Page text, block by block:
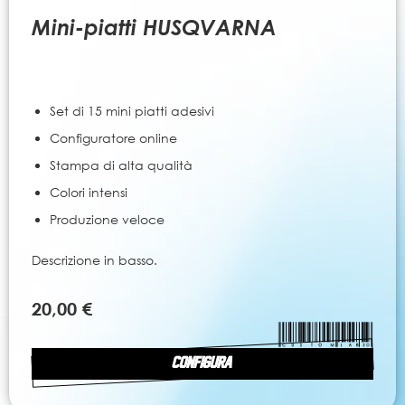
Mini-piatti HUSQVARNA
Set di 15 mini piatti adesivi
Configuratore online
Stampa di alta qualità
Colori intensi
Produzione veloce
Descrizione in basso.
CONFIGURA
20,00 €
della
galleria